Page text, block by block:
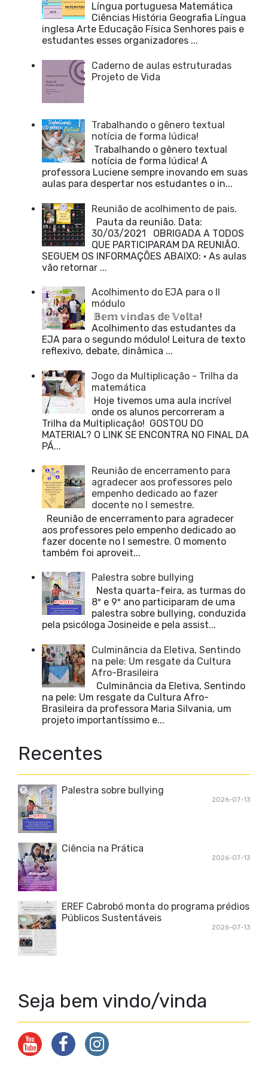
Língua portuguesa Matemática
Ciências História Geografia Língua
inglesa Arte Educação Física Senhores pais e
estudantes esses organizadores ...
Caderno de aulas estruturadas
Projeto de Vida
Trabalhando o gênero textual
notícia de forma lúdica!
Trabalhando o gênero textual
notícia de forma lúdica! A
professora Luciene sempre inovando em suas
aulas para despertar nos estudantes o in...
Reunião de acolhimento de pais.
Pauta da reunião. Data:
30/03/2021 OBRIGADA A TODOS
QUE PARTICIPARAM DA REUNIÃO.
SEGUEM OS INFORMAÇÕES ABAIXO: • As aulas
vão retornar ...
Acolhimento do EJA para o II
módulo
𝔹𝕖𝕞 𝕧𝕚𝕟𝕕𝕒𝕤 𝕕𝕖 𝕍𝕠𝕝𝕥𝕒!
Acolhimento das estudantes da
EJA para o segundo módulo! Leitura de texto
reflexivo, debate, dinâmica ...
Jogo da Multiplicação - Trilha da
matemática
Hoje tivemos uma aula incrível
onde os alunos percorreram a
Trilha da Multiplicação! GOSTOU DO
MATERIAL? O LINK SE ENCONTRA NO FINAL DA
PÁ...
Reunião de encerramento para
agradecer aos professores pelo
empenho dedicado ao fazer
docente no I semestre.
Reunião de encerramento para agradecer
aos professores pelo empenho dedicado ao
fazer docente no I semestre. O momento
também foi aproveit...
Palestra sobre bullying
Nesta quarta-feira, as turmas do
8º e 9º ano participaram de uma
palestra sobre bullying, conduzida
pela psicóloga Josineide e pela assist...
Culminância da Eletiva, Sentindo
na pele: Um resgate da Cultura
Afro-Brasileira
Culminância da Eletiva, Sentindo
na pele: Um resgate da Cultura Afro-
Brasileira da professora Maria Silvania, um
projeto importantíssimo e...
Recentes
Palestra sobre bullying
2026-07-13
Ciência na Prática
2026-07-13
EREF Cabrobó monta do programa prédios
Públicos Sustentáveis
2026-07-13
Seja bem vindo/vinda